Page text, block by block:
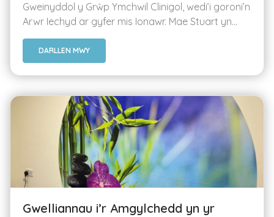
Gweinyddol y Grŵp Ymchwil Clinigol, wedi’i goroni’n
Arwr Iechyd ar gyfer mis Ionawr. Mae Stuart yn...
DARLLEN MWY
Gwelliannau i’r Amgylchedd yn yr